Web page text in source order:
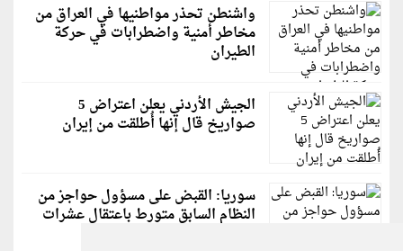
واشنطن تحذر مواطنيها في العراق من
مخاطر أمنية واضطرابات في حركة
الطيران
الجيش الأردني يعلن اعتراض 5
صواريخ قال إنها أُطلقت من إيران
سوريا: القبض على مسؤول حواجز من
النظام السابق متورط باعتقال عشرات